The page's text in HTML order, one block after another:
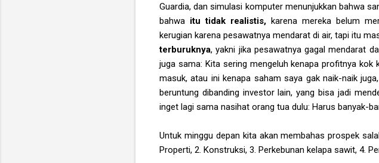
Guardia, dan simulasi komputer menunjukkan bahwa
bahwa itu tidak realistis, karena mereka belum
kerugian karena pesawatnya mendarat di air, tapi itu
terburuknya, yakni jika pesawatnya gagal mendarat
juga sama: Kita sering mengeluh kenapa profitnya
masuk, atau ini kenapa saham saya gak naik-naik
beruntung dibanding investor lain, yang bisa jadi
inget lagi sama nasihat orang tua dulu: Harus banyak-
Untuk minggu depan kita akan membahas prospek
Properti, 2. Konstruksi, 3. Perkebunan kelapa sawit, 4.